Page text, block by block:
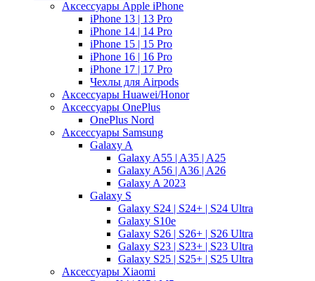
Аксессуары Apple iPhone
iPhone 13 | 13 Pro
iPhone 14 | 14 Pro
iPhone 15 | 15 Pro
iPhone 16 | 16 Pro
iPhone 17 | 17 Pro
Чехлы для Airpods
Аксессуары Huawei/Honor
Аксессуары OnePlus
OnePlus Nord
Аксессуары Samsung
Galaxy A
Galaxy A55 | A35 | A25
Galaxy A56 | A36 | A26
Galaxy A 2023
Galaxy S
Galaxy S24 | S24+ | S24 Ultra
Galaxy S10e
Galaxy S26 | S26+ | S26 Ultra
Galaxy S23 | S23+ | S23 Ultra
Galaxy S25 | S25+ | S25 Ultra
Аксессуары Xiaomi